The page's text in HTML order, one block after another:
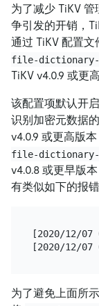
为了减少 TiKV
争引发的开销，
通过 TiKV 配置文
file-
TiKV v4.0.9 或更
该配置项默认开
识别加密元数据
v4.0.9 或更高版
file-
v4.0.8 或更早版
有类似如下的报错
[2020/12/
为了避免上面所